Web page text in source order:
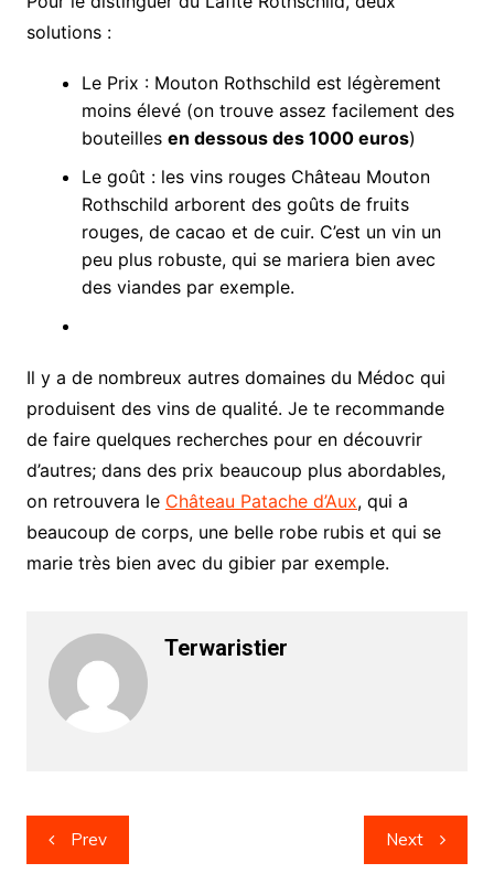
solutions :
Le Prix : Mouton Rothschild est légèrement
moins élevé (on trouve assez facilement des
bouteilles en dessous des 1000 euros)
Le goût : les vins rouges Château Mouton
Rothschild arborent des goûts de fruits
rouges, de cacao et de cuir. C’est un vin un
peu plus robuste, qui se mariera bien avec
des viandes par exemple.
Il y a de nombreux autres domaines du Médoc qui
produisent des vins de qualité. Je te recommande
de faire quelques recherches pour en découvrir
d’autres; dans des prix beaucoup plus abordables,
on retrouvera le Château Patache d’Aux, qui a
beaucoup de corps, une belle robe rubis et qui se
marie très bien avec du gibier par exemple.
Terwaristier
Post
navigation
Prev Next